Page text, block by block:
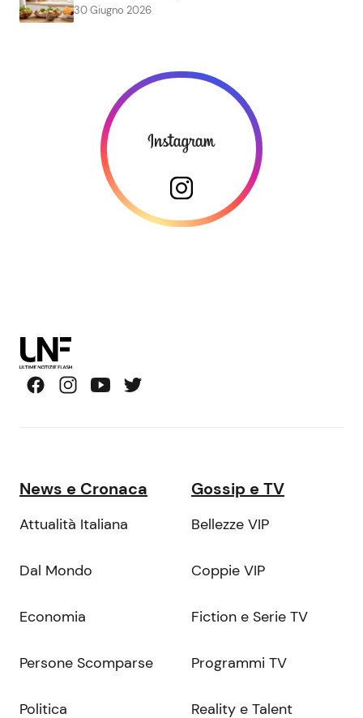
30 Giugno 2026
News e Cronaca
Attualità Italiana
Dal Mondo
Economia
Persone Scomparse
Politica
Gossip e TV
Bellezze VIP
Coppie VIP
Fiction e Serie TV
Programmi TV
Reality e Talent